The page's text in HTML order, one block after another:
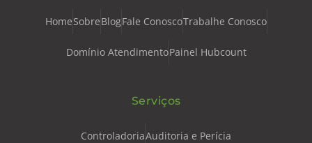
HomeSobreBlogFale ConoscoTrabalhe Conosco
Domínio AtendimentoPainel Hubcount
Serviços
ControladoriaAuditoria e Perícia